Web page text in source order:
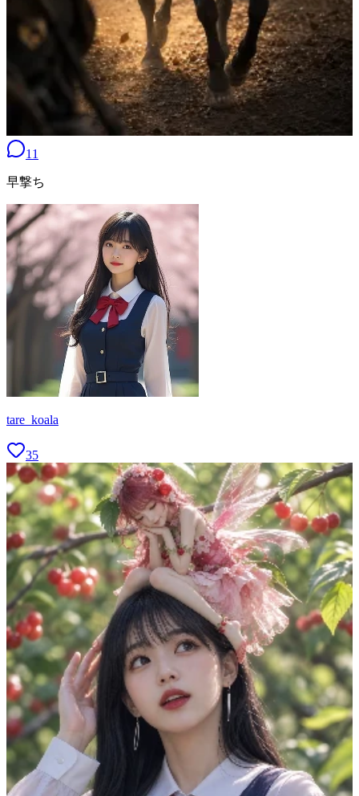
11
早撃ち
tare_koala
35